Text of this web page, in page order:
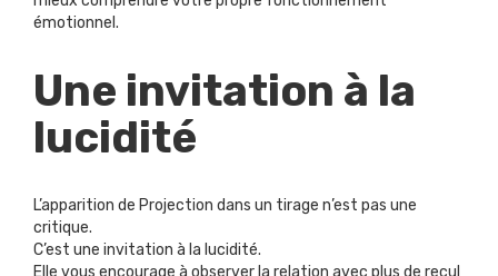
émotionnel.
Une invitation à la
lucidité
L’apparition de Projection dans un tirage n’est pas une
critique.
C’est une invitation à la lucidité.
Elle vous encourage à observer la relation avec plus de recul